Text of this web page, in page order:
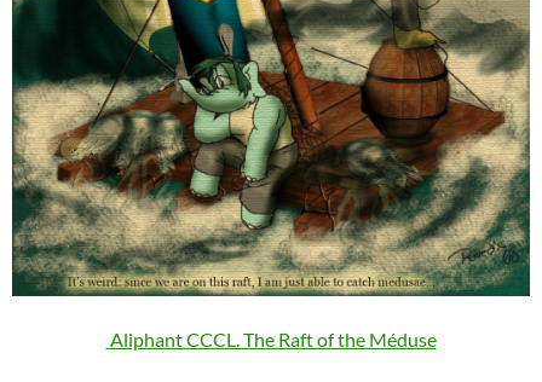
Aliphant CCCL. The Raft of the Méduse